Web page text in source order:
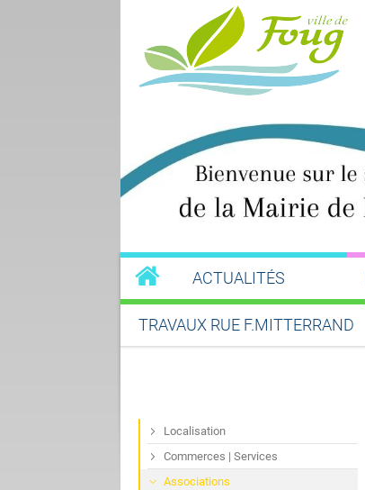
ACTUALITÉS
TRAVAUX RUE F.MITTERRAND
Localisation
Commerces | Services
Associations